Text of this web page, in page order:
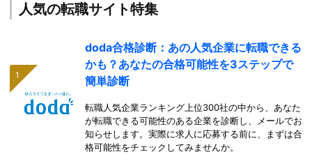
人気の転職サイト特集
doda合格診断：あの人気企業に転職できる
かも？あなたの合格可能性を3ステップで
簡単診断
転職人気企業ランキング上位300社の中から、あなた
が転職できる可能性のある企業を診断し、メールでお
知らせします。実際に求人に応募する前に、まずは合
格可能性をチェックしてみませんか。